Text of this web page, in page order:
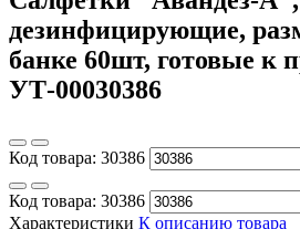
дезинфицирующие,
банке 60шт, готовые к
УТ-00030386
Код товара: 30386
Код товара: 30386
Характеристики К описанию товара